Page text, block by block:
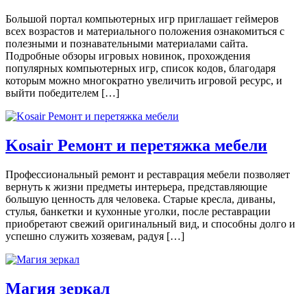
Большой портал компьютерных игр приглашает геймеров
всех возрастов и материального положения ознакомиться с
полезными и познавательными материалами сайта.
Подробные обзоры игровых новинок, прохождения
популярных компьютерных игр, список кодов, благодаря
которым можно многократно увеличить игровой ресурс, и
выйти победителем […]
Kosair Ремонт и перетяжка мебели
Профессиональный ремонт и реставрация мебели позволяет
вернуть к жизни предметы интерьера, представляющие
большую ценность для человека. Старые кресла, диваны,
стулья, банкетки и кухонные уголки, после реставрации
приобретают свежий оригинальный вид, и способны долго и
успешно служить хозяевам, радуя […]
Магия зеркал